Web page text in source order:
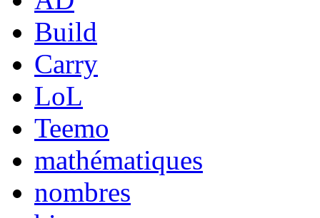
Build
Carry
LoL
Teemo
mathématiques
nombres